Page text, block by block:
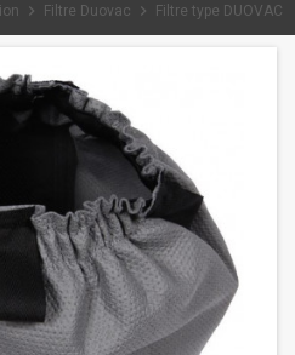
chevron_right Filtre Duovac chevron_right Filtre type DUOVAC